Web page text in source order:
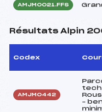
AMJM0021.FFS
Résultats Alpin
Codex
AMJM0442
–